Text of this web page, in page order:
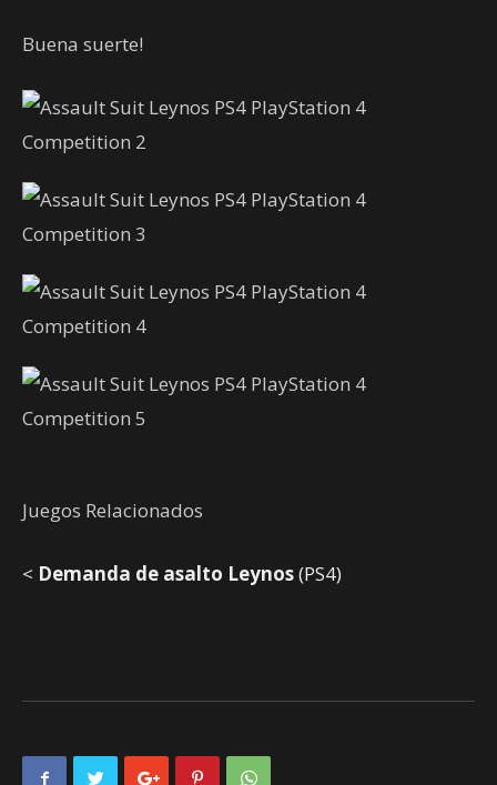
Buena suerte!
Juegos Relacionados
< Demanda de asalto Leynos(PS4)